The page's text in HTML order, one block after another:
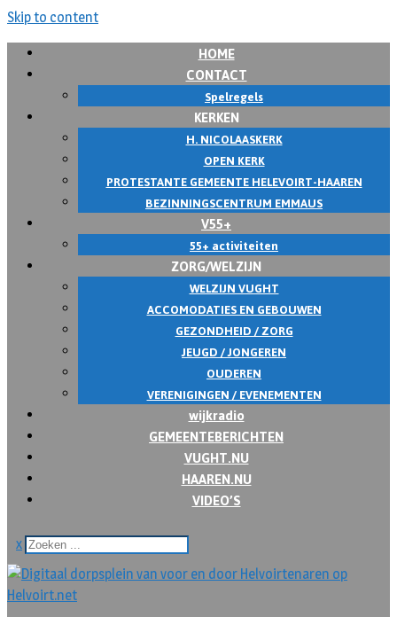
Skip to content
HOME
CONTACT
Spelregels
KERKEN
H. NICOLAASKERK
OPEN KERK
PROTESTANTE GEMEENTE HELEVOIRT-HAAREN
BEZINNINGSCENTRUM EMMAUS
V55+
55+ activiteiten
ZORG/WELZIJN
WELZIJN VUGHT
ACCOMODATIES EN GEBOUWEN
GEZONDHEID / ZORG
JEUGD / JONGEREN
OUDEREN
VERENIGINGEN / EVENEMENTEN
wijkradio
GEMEENTEBERICHTEN
VUGHT.NU
HAAREN.NU
VIDEO’S
x